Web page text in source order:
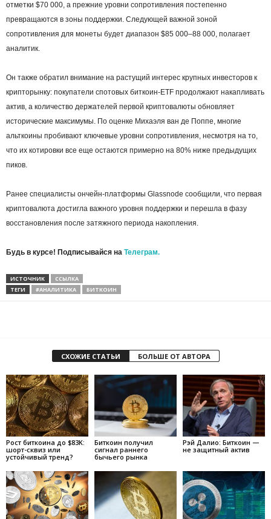
отметки $70 000, а прежние уровни сопротивления постепенно
превращаются в зоны поддержки. Следующей важной зоной
сопротивления для монеты будет диапазон $85 000–88 000, полагает
аналитик.
Он также обратил внимание на растущий интерес крупных инвесторов к
крипторынку: покупатели спотовых биткоин-ETF продолжают накапливать
актив, а количество держателей первой криптовалюты обновляет
исторические максимумы. По оценке Михаэля ван де Поппе, многие
альткоины пробивают ключевые уровни сопротивления, несмотря на то,
что их котировки все еще остаются примерно на 80% ниже предыдущих
пиков.
Ранее специалисты ончейн-платформы Glassnode сообщили, что первая
криптовалюта достигла важного уровня поддержки и перешла в фазу
восстановления после затяжного периода накопления.
Будь в курсе! Подписывайся на Телеграм.
ИСТОЧНИК
ССЫЛКА
ТЕГИ
#АНАЛИТИКА БИТКОИН
СХОЖИЕ СТАТЬИ БОЛЬШЕ ОТ АВТОРА
Рост биткоина до $83K:
шорт-сквиз или
устойчивый тренд?
Биткоин получил
сигнал раннего
бычьего рынка
Рэй Далио: Биткоин —
не защитный актив